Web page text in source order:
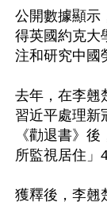
公開數據顯示
得英國約克大
注和研究中國
去年，在李翹
習近平處理新
《勸退書》
所監視居住」4
獲釋後，李翹